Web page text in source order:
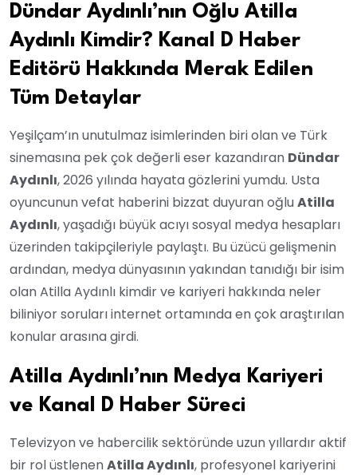
Dündar Aydınlı’nın Oğlu Atilla
Aydınlı Kimdir? Kanal D Haber
Editörü Hakkında Merak Edilen
Tüm Detaylar
Yeşilçam’ın unutulmaz isimlerinden biri olan ve Türk
sinemasına pek çok değerli eser kazandıran Dündar
Aydınlı, 2026 yılında hayata gözlerini yumdu. Usta
oyuncunun vefat haberini bizzat duyuran oğluAtilla
Aydınlı, yaşadığı büyük acıyı sosyal medya hesapları
üzerinden takipçileriyle paylaştı. Bu üzücü gelişmenin
ardından, medya dünyasının yakından tanıdığı bir isim
olan Atilla Aydınlı kimdir ve kariyeri hakkında neler
biliniyor soruları internet ortamında en çok araştırılan
konular arasına girdi.
Atilla Aydınlı’nın Medya Kariyeri
ve Kanal D Haber Süreci
Televizyon ve habercilik sektöründe uzun yıllardır aktif
bir rol üstlenenAtilla Aydınlı, profesyonel kariyerini